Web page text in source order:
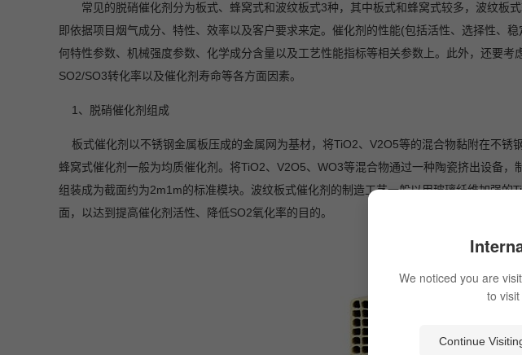
常见的脱硝催化剂分为板式、蜂窝式和波纹板式3种，其中板式和蜂窝式较多，波纹板
即依据项目烟气成分、特性、效率以及客户要求来定。催化剂的性能(包括活性、选择性、
何特性参数、机械强度参数、化学成分含量以及工艺性能指标等相关参数上。此外，还要考
SO2/SO3转化率以及催化剂寿命等各方面因素。
1 、脱硝催化剂组成
板式催化剂以不锈钢金属板压成的金属网为基材，将TiO2、V2O5等的混合物黏附在不锈
蜂窝式催化剂一般为均质催化剂。将TiO2、V2O5、WO3等混合物通过一种陶瓷挤出设备
组装成为截面约为2m1m的标准模块。波纹板式催化剂的制造工艺一般以用玻璃纤维加强的
面，以达到提高催化剂活性、降低SO2氧化率的目的。
We noticed you are
to
Continue